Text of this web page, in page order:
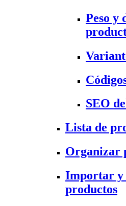
Peso y
SEO
Lista de
Organizar
Importar y
productos